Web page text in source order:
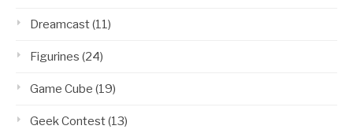
Dreamcast(11)
Figurines (24)
Game Cube (19)
Geek Contest(13)